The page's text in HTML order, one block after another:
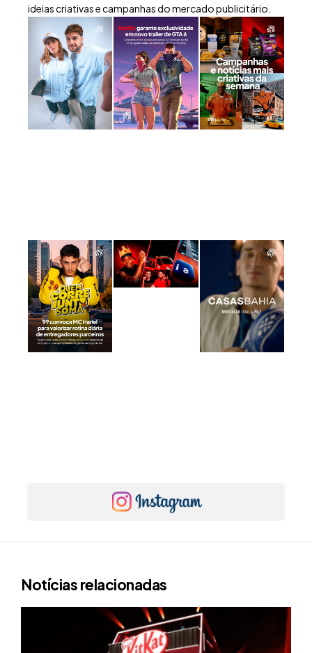
ideias criativas e campanhas do mercado publicitário.
Notícias relacionadas